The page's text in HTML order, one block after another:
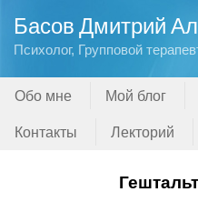
Басов Дмитрий
Психолог, Групповой
Обо мне Мой блог
Контакты
Лекторий